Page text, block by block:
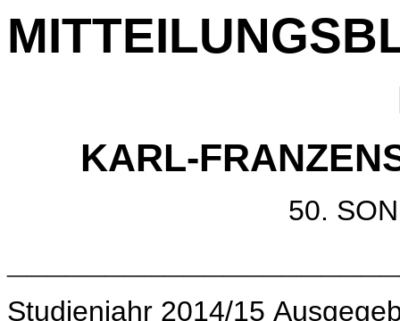
KARL-
50.
Studienjahr 2014/15